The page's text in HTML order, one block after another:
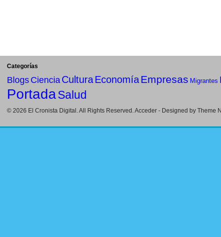
Categorías
BlogsCiencia CulturaEconomíaEmpresas Migrantes
PortadaSalud
© 2026 El Cronista Digital . All Rights Reserved.Acceder - Designed by Theme